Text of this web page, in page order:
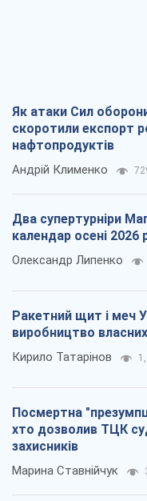
Як атаки Сил
скоротили експорт
нафтопродуктів
Андрій Клименко
Два супертурніри
календар осені 2026
Олександр Липенко
Ракетний щит і меч
виробництво
Кирило Татарінов
Посмертна
хто дозволив ТЦК
захисників
Марина Ставнійчук